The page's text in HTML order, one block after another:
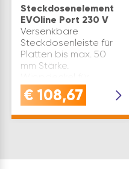
Steckdosenelement
EVOline Port 230 V
Versenkbare
Steckdosenleiste für
Platten bis max. 50
mm Stärke.
elegante Optik und
einfache Bedienung
angestecktem
€ 108,67